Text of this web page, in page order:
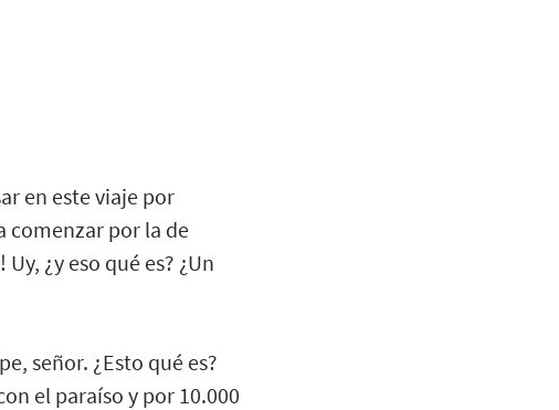
en este viaje por
comenzar por la de
¿y eso qué es? ¿Un
señor. ¿Esto qué es?
el paraíso y por 10.000